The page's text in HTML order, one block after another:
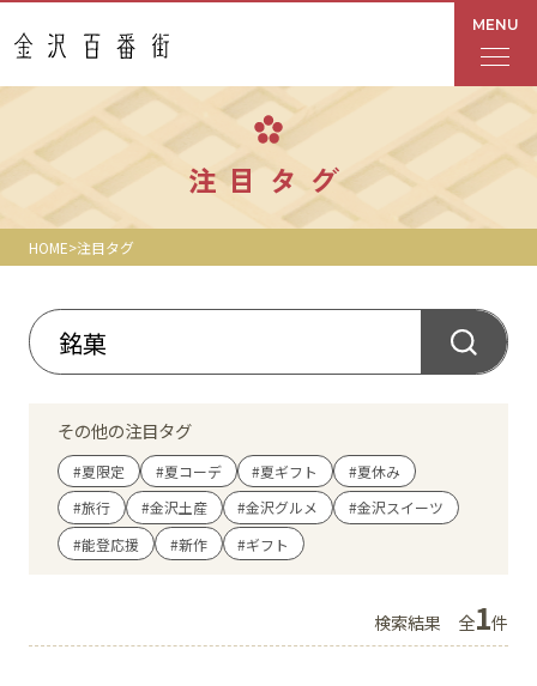
MENU
フロアガイド
あんと
Rinto
あんと西
レストラン・カフェ
ショップニュース
アクセス・パーキング
注目タグ
HOME 注目タグ
その他の注目タグ
#夏限定 #夏コーデ #夏ギフト
#夏休み
#旅行
#金沢土産 #金沢グルメ
#金沢スイーツ
#能登応援
#新作 #ギフト
検索結果 全1件